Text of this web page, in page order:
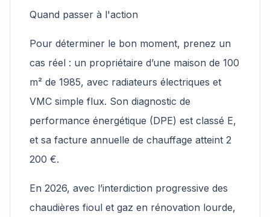
Quand passer à l'action
Pour déterminer le bon moment, prenez un
cas réel : un propriétaire d’une maison de 100
m² de 1985, avec radiateurs électriques et
VMC simple flux. Son diagnostic de
performance énergétique (DPE) est classé E,
et sa facture annuelle de chauffage atteint 2
200 €.
En 2026, avec l’interdiction progressive des
chaudières fioul et gaz en rénovation lourde,